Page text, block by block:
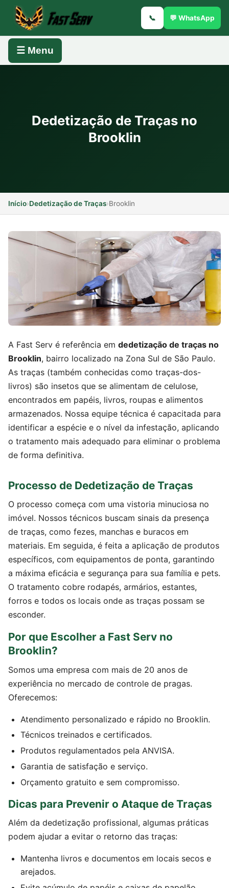
📞 💬 WhatsApp
☰ Menu
Dedetização de Traças no
Brooklin
Início›Dedetização de Traças›Brooklin
A Fast Serv é referência em dedetização de traças no
Brooklin, bairro localizado na Zona Sul de São Paulo.
As traças (também conhecidas como traças-dos-
livros) são insetos que se alimentam de celulose,
encontrados em papéis, livros, roupas e alimentos
armazenados. Nossa equipe técnica é capacitada para
identificar a espécie e o nível da infestação, aplicando
o tratamento mais adequado para eliminar o problema
de forma definitiva.
Processo de Dedetização de Traças
O processo começa com uma vistoria minuciosa no
imóvel. Nossos técnicos buscam sinais da presença
de traças, como fezes, manchas e buracos em
materiais. Em seguida, é feita a aplicação de produtos
específicos, com equipamentos de ponta, garantindo
a máxima eficácia e segurança para sua família e pets.
O tratamento cobre rodapés, armários, estantes,
forros e todos os locais onde as traças possam se
esconder.
Por que Escolher a Fast Serv no
Brooklin?
Somos uma empresa com mais de 20 anos de
experiência no mercado de controle de pragas.
Oferecemos:
Atendimento personalizado e rápido no Brooklin.
Técnicos treinados e certificados.
Produtos regulamentados pela ANVISA.
Garantia de satisfação e serviço.
Orçamento gratuito e sem compromisso.
Dicas para Prevenir o Ataque de Traças
Além da dedetização profissional, algumas práticas
podem ajudar a evitar o retorno das traças:
Mantenha livros e documentos em locais secos e
arejados.